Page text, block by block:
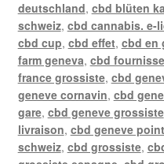
deutschland, cbd blüten
schweiz, cbd cannabis. e-
cbd cup, cbd effet, cbd en
farm geneva, cbd
france grossiste, cbd
geneve cornavin, cbd
gare, cbd geneve grossiste
livraison, cbd geneve
schweiz, cbd grossiste,